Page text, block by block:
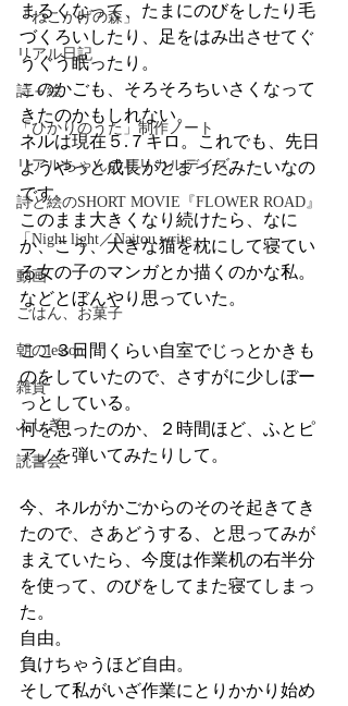
「ねこかげの森」
リアル日記
詩＋絵
「ひかりのうた」制作ノート
リアルちゃんのリリカルデイズ
詩と絵のSHORT MOVIE『FLOWER ROAD』
「Night light／Naitou write」
動画
ごはん、お菓子
朝のlesson
雑貨
ふしぎ
読書会
まるくなって、たまにのびをしたり毛
づくろいしたり、足をはみ出させてぐ
うぐう眠ったり。
このかごも、そろそろちいさくなって
きたのかもしれない。
ネルは現在５.７キロ。これでも、先日
ようやっと成長がとまったみたいなの
です。
このまま大きくなり続けたら、なに
か、こう、大きな猫を枕にして寝てい
る女の子のマンガとか描くのかな私。
などとぼんやり思っていた。
ここ３日間くらい自室でじっとかきも
のをしていたので、さすがに少しぼー
っとしている。
何を思ったのか、２時間ほど、ふとピ
アノを弾いてみたりして。
今、ネルがかごからのそのそ起きてき
たので、さあどうする、と思ってみが
まえていたら、今度は作業机の右半分
を使って、のびをしてまた寝てしまっ
た。
自由。
負けちゃうほど自由。
そして私がいざ作業にとりかかり始め